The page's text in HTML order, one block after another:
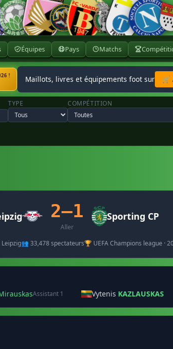
Équipes Pays Matchs
! Maillots, livres et équipements foot sur 🛒
TYPE COMPÉTITION
2–1
Aller
Sporting CP
👥 33,478 spectateurs🏆 UEFA Champions league ·
Assistant 1 Vytenis KAZLAUSKAS